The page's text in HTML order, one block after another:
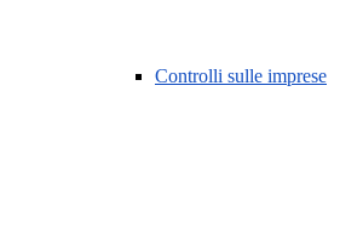
Controlli sulle imprese